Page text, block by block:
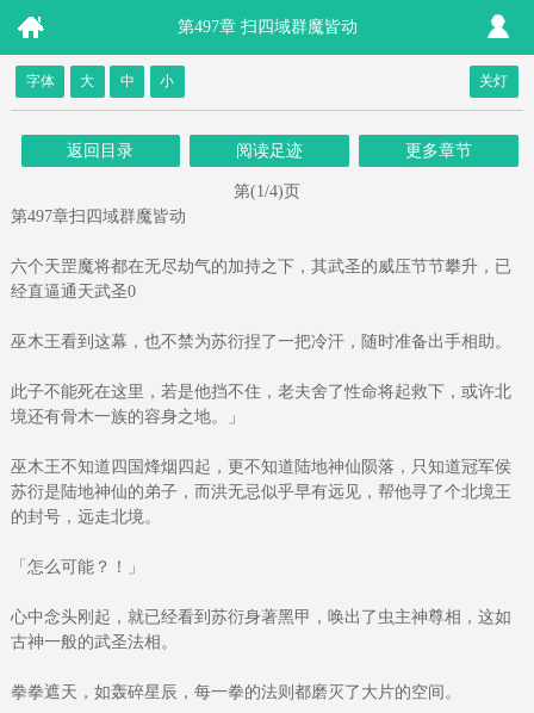
第497章 扫四域群魔皆动
字体 大 中 小 关灯
返回目录 阅读足迹 更多章节
第(1/4)页
第497章扫四域群魔皆动
六个天罡魔将都在无尽劫气的加持之下，其武圣的威压节节攀升，已
经直逼通天武圣0
巫木王看到这幕，也不禁为苏衍捏了一把冷汗，随时准备出手相助。
此子不能死在这里，若是他挡不住，老夫舍了性命将起救下，或许北
境还有骨木一族的容身之地。」
巫木王不知道四国烽烟四起，更不知道陆地神仙陨落，只知道冠军侯
苏衍是陆地神仙的弟子，而洪无忌似乎早有远见，帮他寻了个北境王
的封号，远走北境。
「怎么可能？！」
心中念头刚起，就已经看到苏衍身著黑甲，唤出了虫主神尊相，这如
古神一般的武圣法相。
拳拳遮天，如轰碎星辰，每一拳的法则都磨灭了大片的空间。